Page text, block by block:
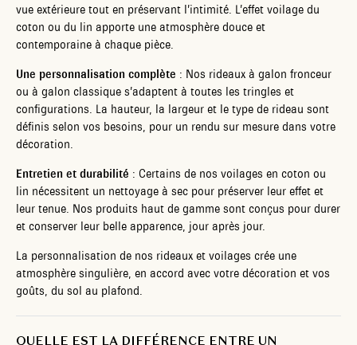
vue extérieure tout en préservant l’intimité. L’effet voilage du
coton ou du lin apporte une atmosphère douce et
contemporaine à chaque pièce.
Une personnalisation complète : Nos rideaux à galon fronceur
ou à galon classique s’adaptent à toutes les tringles et
configurations. La hauteur, la largeur et le type de rideau sont
définis selon vos besoins, pour un rendu sur mesure dans votre
décoration.
Entretien et durabilité : Certains de nos voilages en coton ou
lin nécessitent un nettoyage à sec pour préserver leur effet et
leur tenue. Nos produits haut de gamme sont conçus pour durer
et conserver leur belle apparence, jour après jour.
La personnalisation de nos rideaux et voilages crée une
atmosphère singulière, en accord avec votre décoration et vos
goûts, du sol au plafond.
QUELLE EST LA DIFFÉRENCE ENTRE UN